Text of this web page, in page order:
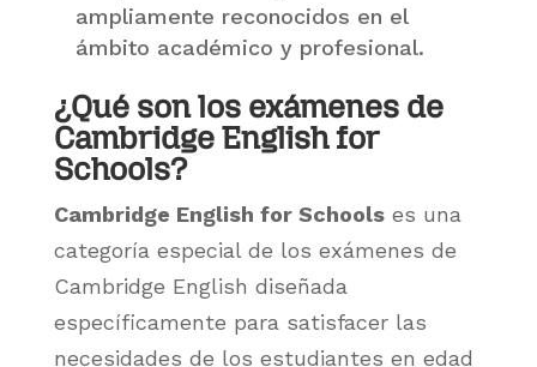
ampliamente reconocidos en el
ámbito académico y profesional.
¿Qué son los exámenes de
Cambridge English for
Schools?
Cambridge English for Schoolses una
categoría especial de los exámenes de
Cambridge English diseñada
específicamente para satisfacer las
necesidades de los estudiantes en edad